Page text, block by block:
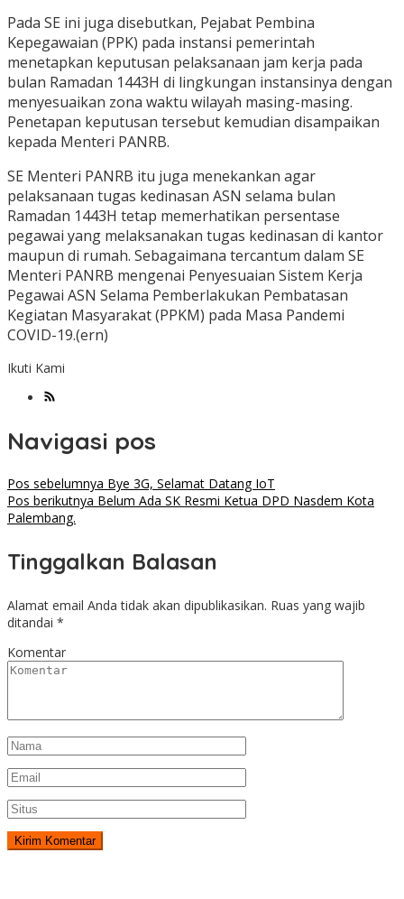
Pada SE ini juga disebutkan, Pejabat Pembina
Kepegawaian (PPK) pada instansi pemerintah
menetapkan keputusan pelaksanaan jam kerja pada
bulan Ramadan 1443H di lingkungan instansinya dengan
menyesuaikan zona waktu wilayah masing-masing.
Penetapan keputusan tersebut kemudian disampaikan
kepada Menteri PANRB.
SE Menteri PANRB itu juga menekankan agar
pelaksanaan tugas kedinasan ASN selama bulan
Ramadan 1443H tetap memerhatikan persentase
pegawai yang melaksanakan tugas kedinasan di kantor
maupun di rumah. Sebagaimana tercantum dalam SE
Menteri PANRB mengenai Penyesuaian Sistem Kerja
Pegawai ASN Selama Pemberlakukan Pembatasan
Kegiatan Masyarakat (PPKM) pada Masa Pandemi
COVID-19.(ern)
Ikuti Kami
Navigasi pos
Pos sebelumnya Bye 3G, Selamat Datang IoT
Pos berikutnya Belum Ada SK Resmi Ketua DPD Nasdem Kota
Palembang.
Tinggalkan Balasan
Alamat email Anda tidak akan dipublikasikan. Ruas yang wajib
ditandai *
Komentar